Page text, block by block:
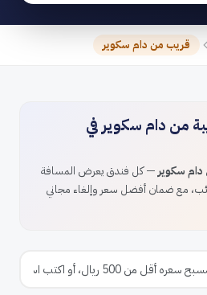
قريب من دام سكوير
من دام سكوير في
دام سكوير — كل فندق يعرض المسافة
مع ضمان أفضل سعر وإلغاء مجاني